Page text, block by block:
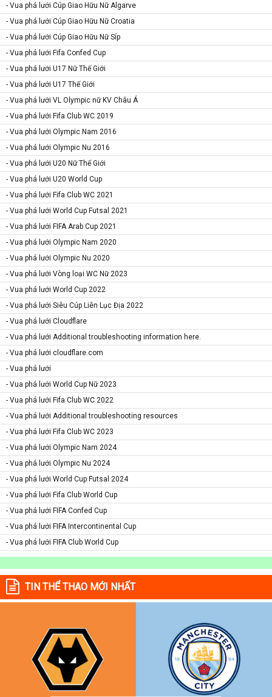
- Vua phá lưới Cúp Giao Hữu Nữ Algarve
- Vua phá lưới Cúp Giao Hữu Nữ Croatia
- Vua phá lưới Cúp Giao Hữu Nữ Síp
- Vua phá lưới Fifa Confed Cup
- Vua phá lưới U17 Nữ Thế Giới
- Vua phá lưới U17 Thế Giới
- Vua phá lưới VL Olympic nữ KV Châu Á
- Vua phá lưới Fifa Club WC 2019
- Vua phá lưới Olympic Nam 2016
- Vua phá lưới Olympic Nu 2016
- Vua phá lưới U20 Nữ Thế Giới
- Vua phá lưới U20 World Cup
- Vua phá lưới Fifa Club WC 2021
- Vua phá lưới World Cup Futsal 2021
- Vua phá lưới FIFA Arab Cup 2021
- Vua phá lưới Olympic Nam 2020
- Vua phá lưới Olympic Nu 2020
- Vua phá lưới Vòng loại WC Nữ 2023
- Vua phá lưới World Cup 2022
- Vua phá lưới Siêu Cúp Liên Lục Địa 2022
- Vua phá lưới Cloudflare
- Vua phá lưới Additional troubleshooting information here.
- Vua phá lưới cloudflare.com
- Vua phá lưới
- Vua phá lưới World Cup Nữ 2023
- Vua phá lưới Fifa Club WC 2022
- Vua phá lưới Additional troubleshooting resources
- Vua phá lưới Fifa Club WC 2023
- Vua phá lưới Olympic Nam 2024
- Vua phá lưới Olympic Nu 2024
- Vua phá lưới World Cup Futsal 2024
- Vua phá lưới Fifa Club World Cup
- Vua phá lưới FIFA Confed Cup
- Vua phá lưới FIFA Intercontinental Cup
- Vua phá lưới FIFA Club World Cup
TIN THỂ THAO MỚI NHẤT